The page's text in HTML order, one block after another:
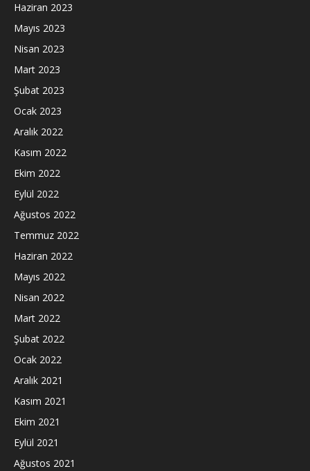
Haziran 2023
Mayıs 2023
Nisan 2023
Mart 2023
Şubat 2023
Ocak 2023
Aralık 2022
Kasım 2022
Ekim 2022
Eylül 2022
Ağustos 2022
Temmuz 2022
Haziran 2022
Mayıs 2022
Nisan 2022
Mart 2022
Şubat 2022
Ocak 2022
Aralık 2021
Kasım 2021
Ekim 2021
Eylül 2021
Ağustos 2021